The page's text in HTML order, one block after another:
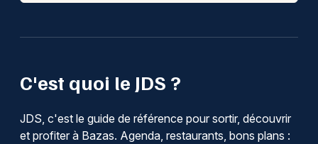
C'est quoi le JDS ?
JDS, c'est le guide de référence pour sortir, découvrir
et profiter à Bazas. Agenda, restaurants, bons plans :